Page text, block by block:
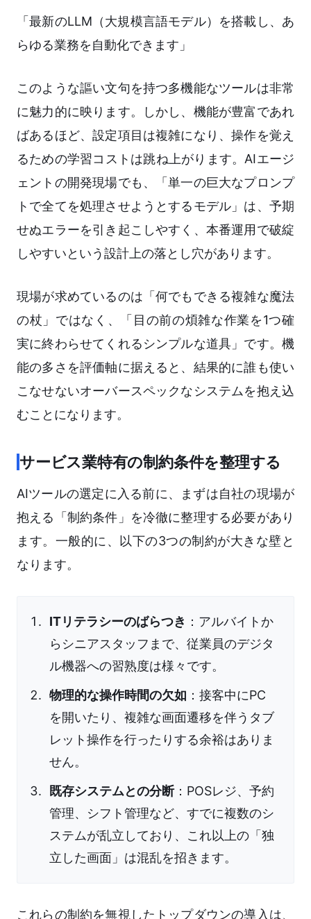
「最新のLLM（大規模言語モデル）を搭載し、あ
らゆる業務を自動化できます」
このような謳い文句を持つ多機能なツールは非常
に魅力的に映ります。しかし、機能が豊富であれ
ばあるほど、設定項目は複雑になり、操作を覚え
るための学習コストは跳ね上がります。AIエージ
ェントの開発現場でも、「単一の巨大なプロンプ
トで全てを処理させようとするモデル」は、予期
せぬエラーを引き起こしやすく、本番運用で破綻
しやすいという設計上の落とし穴があります。
現場が求めているのは「何でもできる複雑な魔法
の杖」ではなく、「目の前の煩雑な作業を1つ確
実に終わらせてくれるシンプルな道具」です。機
能の多さを評価軸に据えると、結果的に誰も使い
こなせないオーバースペックなシステムを抱え込
むことになります。
サービス業特有の制約条件を整理する
AIツールの選定に入る前に、まずは自社の現場が
抱える「制約条件」を冷徹に整理する必要があり
ます。一般的に、以下の3つの制約が大きな壁と
なります。
ITリテラシーのばらつき ：アルバイトか
らシニアスタッフまで、従業員のデジタ
ル機器への習熟度は様々です。
物理的な操作時間の欠如 ：接客中にPC
を開いたり、複雑な画面遷移を伴うタブ
レット操作を行ったりする余裕はありま
せん。
既存システムとの分断：POSレジ、予約
管理、シフト管理など、すでに複数のシ
ステムが乱立しており、これ以上の「独
立した画面」は混乱を招きます。
これらの制約を無視したトップダウンの導入は、